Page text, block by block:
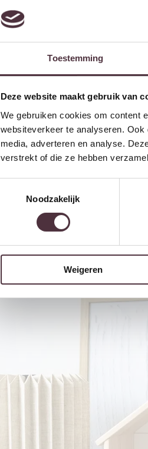
Toestemming
Deze website maakt gebruik van
We gebruiken cookies om content
websiteverkeer te analyseren.
media, adverteren en analyse.
verstrekt of die ze hebben
Noodzakelijk
Weigeren